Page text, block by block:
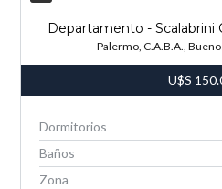
Departamento - Scalabrini
Palermo, C.A.B.A.,
U$S
Dormitorios
Baños
Zona